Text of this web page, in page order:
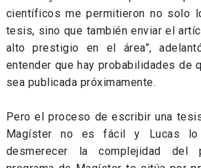
científicos me permitieron no solo
tesis, sino que también enviar el
alto prestigio en el área”,
entender que hay probabilidades de
sea publicada próximamente.
Pero el proceso de escribir una
Magíster no es fácil y Lucas lo
desmerecer la complejidad del